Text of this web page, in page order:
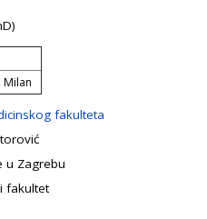
Milan
fakulteta
u Zagrebu
fakultet